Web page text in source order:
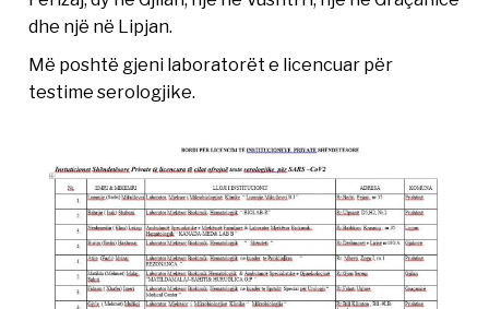
dhe një në Lipjan.
Më poshtë gjeni laboratorët e licencuar për
testime serologjike.